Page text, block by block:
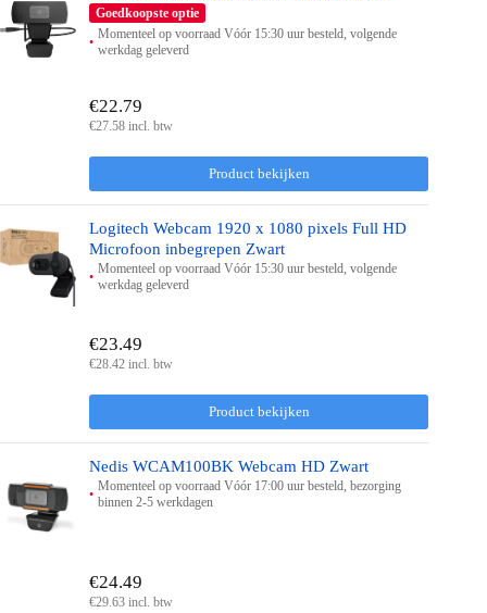
Goedkoopste optie
Momenteel op voorraad Vóór 15:30 uur besteld, volgende
werkdag geleverd
Product bekijken
€22.79
€27.58 incl. btw
Logitech Webcam 1920 x 1080 pixels Full HD
Microfoon inbegrepen Zwart
Momenteel op voorraad Vóór 15:30 uur besteld, volgende
werkdag geleverd
Product bekijken
€23.49
€28.42 incl. btw
Nedis WCAM100BK Webcam HD Zwart
Momenteel op voorraad Vóór 17:00 uur besteld, bezorging
binnen 2-5 werkdagen
€24.49
€29.63 incl. btw